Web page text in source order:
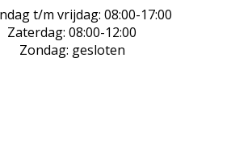
t/m vrijdag: 08:00-17:00
Zaterdag: 08:00-12:00
Zondag: gesloten